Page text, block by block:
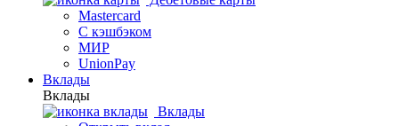
Mastercard
С кэшбэком
МИР
UnionPay
Вклады
Вклады
Вклады